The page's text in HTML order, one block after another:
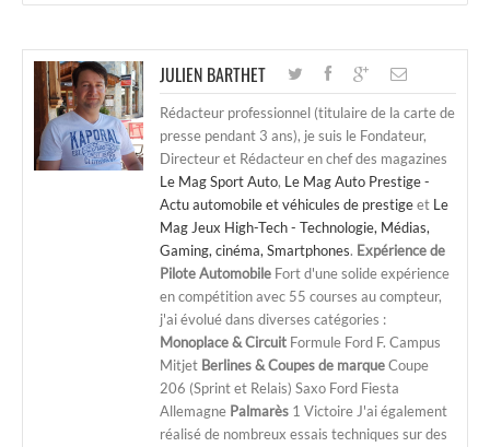
JULIEN BARTHET
Rédacteur professionnel (titulaire de la carte de
presse pendant 3 ans), je suis le Fondateur,
Directeur et Rédacteur en chef des magazines
Le Mag Sport Auto, Le Mag Auto Prestige -
Actu automobile et véhicules de prestigeet Le
Mag Jeux High-Tech - Technologie, Médias,
Gaming, cinéma, Smartphones. Expérience de
Pilote Automobile Fort d'une solide expérience
en compétition avec 55 courses au compteur,
j'ai évolué dans diverses catégories :
Monoplace & Circuit Formule Ford F. Campus
Mitjet Berlines & Coupes de marqueCoupe
206 (Sprint et Relais) Saxo Ford Fiesta
Allemagne Palmarès 1 Victoire J'ai également
réalisé de nombreux essais techniques sur des